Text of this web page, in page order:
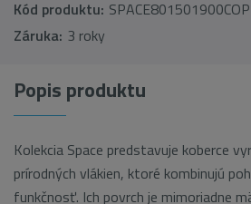
Kód produktu:
Záruka: 3 roky
Popis produktu
Kolekcia Space predstavuje koberce
prírodných vlákien, ktoré kombinujú
funkčnosť. Ich povrch je mimoriadne